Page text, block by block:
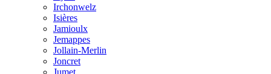
Irchonwelz
Isières
Jamioulx
Jemappes
Jollain-Merlin
Joncret
Jumet